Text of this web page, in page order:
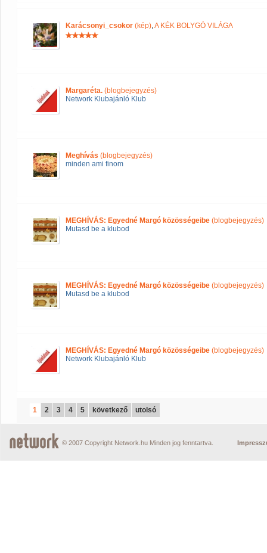
Karácsonyi_csokor (kép),A KÉK BOLYGÓ VILÁGA
Margaréta. (blogbejegyzés)
Network Klubajánló Klub
Meghívás (blogbejegyzés)
minden ami finom
MEGHÍVÁS: Egyedné Margó közösségeibe (blogbejegyzés)
Mutasd be a klubod
MEGHÍVÁS: Egyedné Margó közösségeibe (blogbejegyzés)
Mutasd be a klubod
MEGHÍVÁS: Egyedné Margó közösségeibe (blogbejegyzés)
Network Klubajánló Klub
1 2 3 4 5 következő utolsó
© 2007 Copyright Network.hu Minden jog fenntartva.